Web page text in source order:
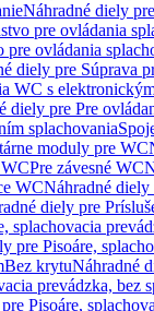
Náhradné diely
pre ovládania
pre ovládania
diely pre Súprava
WC s
diely pre Pre
splachovania
moduly pre WC
Pre závesné WC
WCNáhradné diely
diely pre
splachovacia
pre Pisoáre,
Bez krytuNáhradné
prevádzka, bez
Pisoáre,